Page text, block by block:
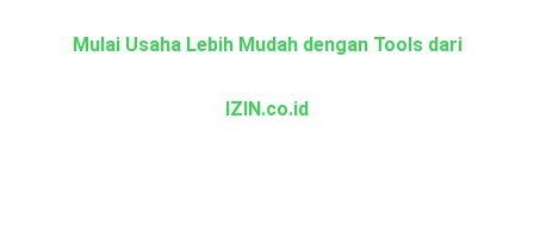
Mulai Usaha Lebih Mudah dengan Tools dari
IZIN.co.id